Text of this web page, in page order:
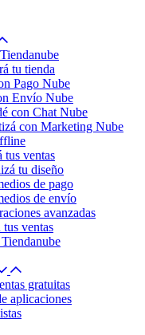
tu tienda
Pago Nube
Envío Nube
con Chat Nube
con Marketing Nube
tus ventas
tu diseño
de pago
de envío
avanzadas
tus ventas
gratuitas
aplicaciones